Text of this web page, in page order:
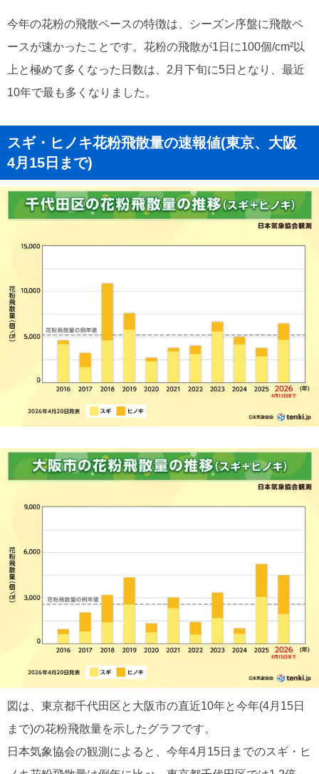
今年の花粉の飛散ペースの特徴は、シーズン序盤に飛散ペ
ースが速かったことです。花粉の飛散が1日に100個/cm²以
上と極めて多くなった日数は、2月下旬に5日となり、最近
10年で最も多くなりました。
スギ・ヒノキ花粉飛散量の速報値(東京、大阪
4月15日まで)
図は、東京都千代田区と大阪市の直近10年と今年(4月15日
まで)の花粉飛散量を示したグラフです。
日本気象協会の観測によると、今年4月15日までのスギ・ヒ